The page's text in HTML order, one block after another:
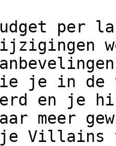
je in de
en je
meer
je Villains